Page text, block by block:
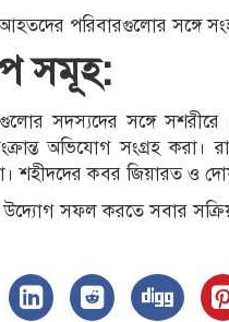
পরিবারগুলোর সঙ্গে
সমূহ:
সদস্যদের সঙ্গে
অভিযোগ সংগ্রহ করা।
শহীদদের কবর জিয়ারত ও
উদ্যোগ সফল করতে সবার